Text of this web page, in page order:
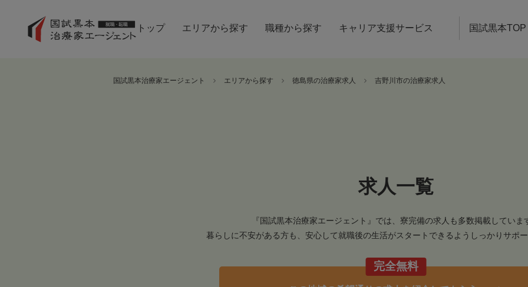
トップ エリアから探す 職種から探す キャリア支援サービス 国試黒本TOP
国試黒本治療家エージェント エリアから探す 徳島県の治療家求人 吉野川市の治療家求人
求人一覧
『国試黒本治療家エージェント』では、寮完備の求人も多数掲載していま
暮らしに不安がある方も、安心して就職後の生活がスタートできるようしっかりサポ
完全無料